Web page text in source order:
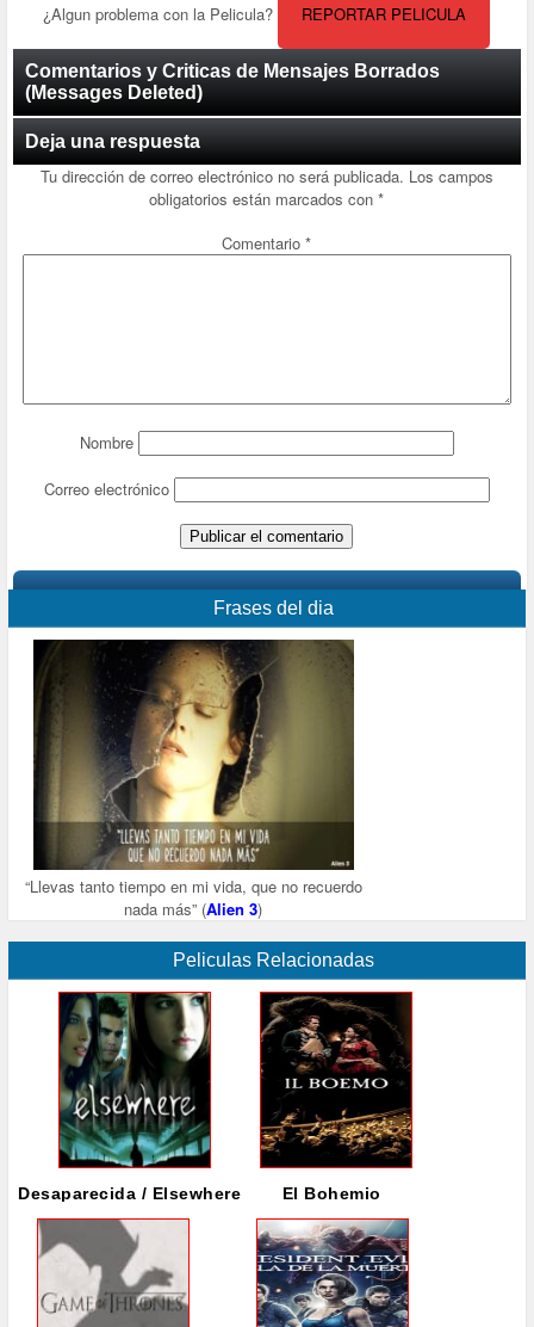
¿Algun problema con la Pelicula? REPORTAR PELICULA
Comentarios y Criticas de Mensajes Borrados
(Messages Deleted)
Deja una respuesta
Tu dirección de correo electrónico no será publicada. Los campos
obligatorios están marcados con*
Comentario*
Nombre
Correo electrónico
Frases del dia
“Llevas tanto tiempo en mi vida, que no recuerdo
nada más” (Alien 3)
Peliculas Relacionadas
Desaparecida / Elsewhere El Bohemio